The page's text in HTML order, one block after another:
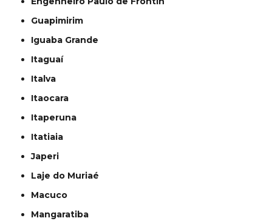
Guapimirim
Iguaba Grande
Itaguaí
Italva
Itaocara
Itaperuna
Itatiaia
Japeri
Laje do Muriaé
Macuco
Mangaratiba